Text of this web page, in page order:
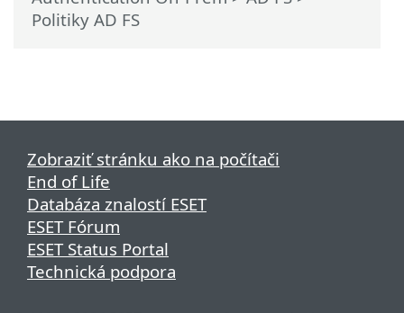
Politiky AD FS
Zobraziť stránku ako na počítači
End of Life
Databáza znalostí ESET
ESET Fórum
ESET Status Portal
Technická podpora